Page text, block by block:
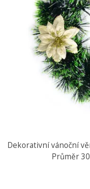
Dekorativní vánoční
Průměr